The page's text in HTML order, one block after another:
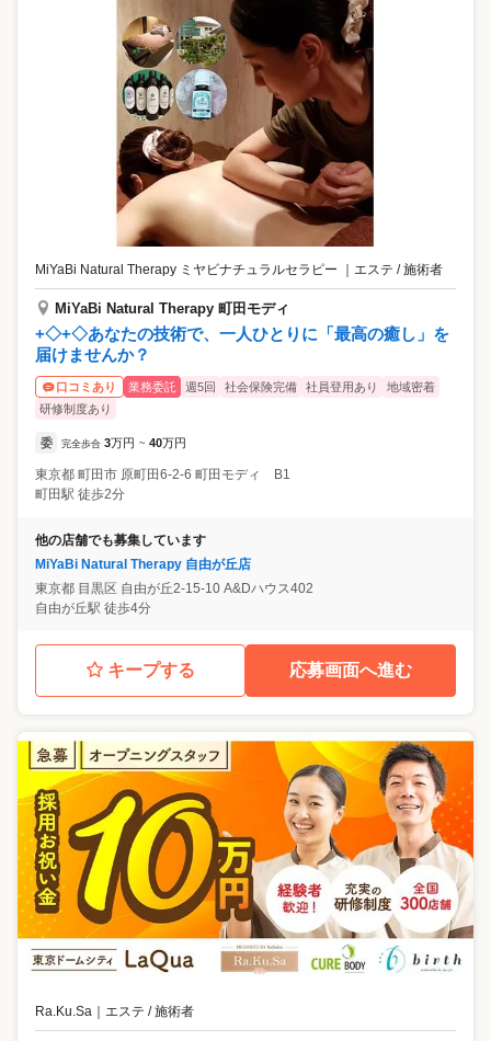
MiYaBi Natural Therapy ミヤビナチュラルセラピー エステ / 施術者
MiYaBi Natural Therapy 町田モディ
+◇+◇あなたの技術で、一人ひとりに「最高の癒し」を
届けませんか？
口コミあり 業務委託 週5回 社会保険完備 社員登用あり
地域密着
研修制度あり
委 完全歩合 3万円 ~ 40万円
東京都 町田市 原町田6-2-6 町田モディ B1
町田駅 徒歩2分
他の店舗でも募集しています
MiYaBi Natural Therapy 自由が丘店
東京都 目黒区 自由が丘2-15-10 A&Dハウス402
自由が丘駅 徒歩4分
キープする 応募画面へ進む
Ra.Ku.Sa エステ / 施術者